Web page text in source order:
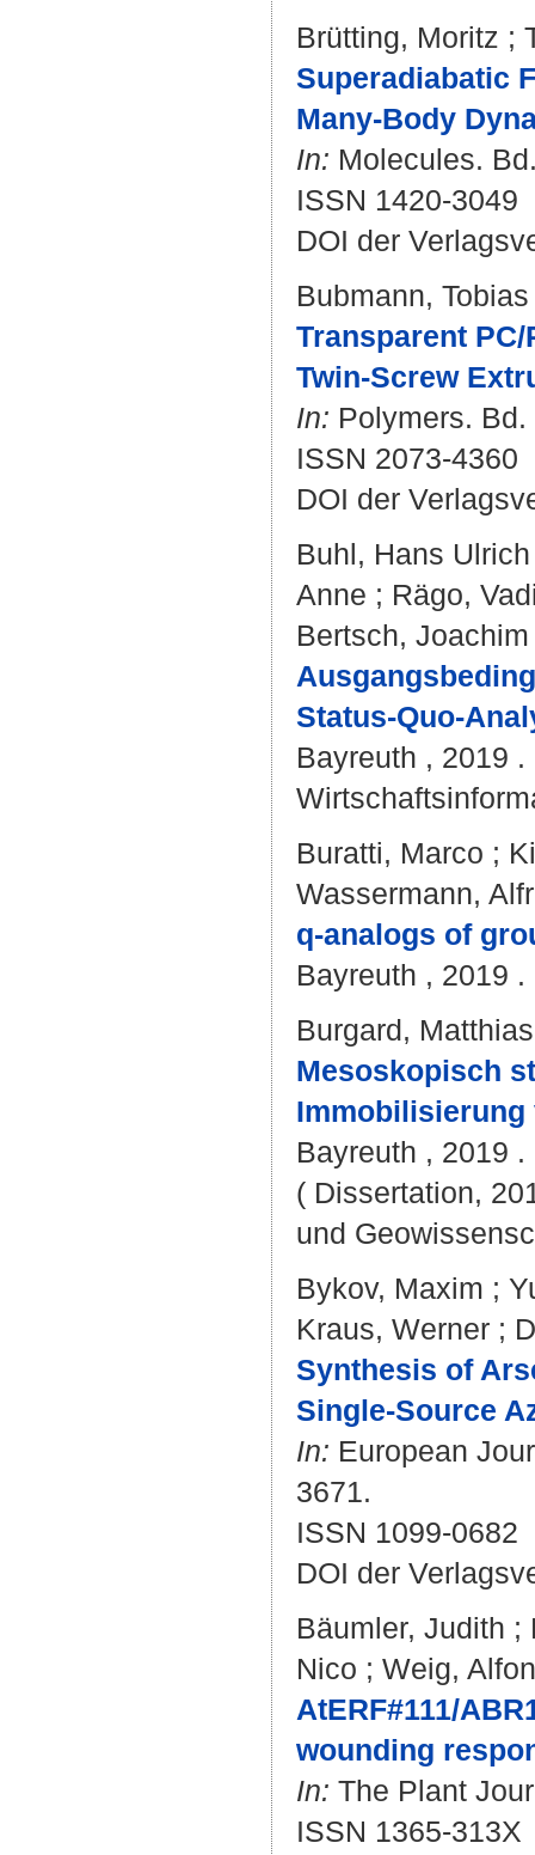
Brütting, Moritz ;
Superadiabatic
Many-Body
In: Molecules.
ISSN 1420-3049
DOI der
Bubmann, Tobias
Transparent
Twin-Screw
In: Polymers.
ISSN 2073-4360
DOI der
Buhl, Hans Ulrich
Anne ; Rägo,
Bertsch, Joachim
Status-Quo-
Bayreuth , 2019
Buratti, Marco ;
Wassermann,
q-analogs of
Bayreuth , 2019 .
Burgard,
Mesoskopisch
Immobilisierung
Bayreuth , 2019 .
( Dissertation,
und
Bykov, Maxim ;
Kraus, Werner ;
Synthesis of
Single-Source
In: European
3671.
ISSN 1099-0682
DOI der
Bäumler, Judith ;
Nico ; Weig,
AtERF#111/
wounding
In: The Plant
ISSN 1365-313X